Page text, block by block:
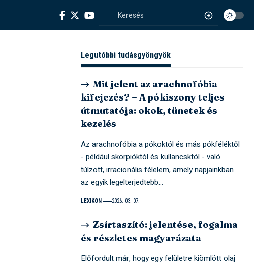
Legutóbbi tudásgyöngyök
Mit jelent az arachnofóbia
kifejezés? – A pókiszony teljes
útmutatója: okok, tünetek és
kezelés
Az arachnofóbia a pókoktól és más pókféléktől
- például skorpióktól és kullancsktól - való
túlzott, irracionális félelem, amely napjainkban
az egyik legelterjedtebb…
LEXIKON 2026. 03. 07.
Zsírtaszító: jelentése, fogalma
és részletes magyarázata
Előfordult már, hogy egy felületre kiömlött olaj